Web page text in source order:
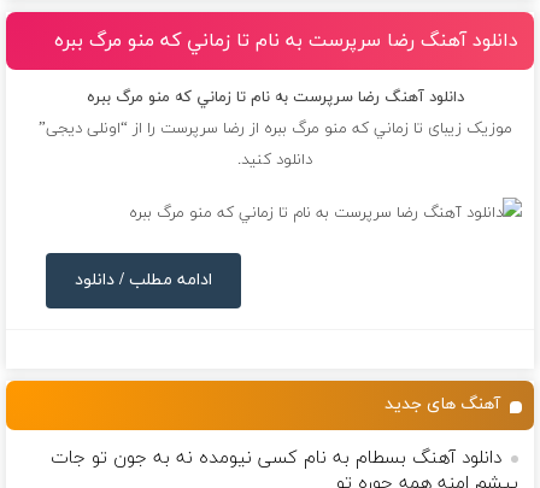
دانلود آهنگ رضا سرپرست به نام تا زماني كه منو مرگ ببره
دانلود آهنگ رضا سرپرست به نام تا زماني كه منو مرگ ببره
موزیک زیبای تا زماني كه منو مرگ ببره از رضا سرپرست را از “اونلی دیجی”
دانلود کنید.
ادامه مطلب / دانلود
آهنگ های جدید
دانلود آهنگ بسطام به نام کسی نیومده نه به جون تو جات